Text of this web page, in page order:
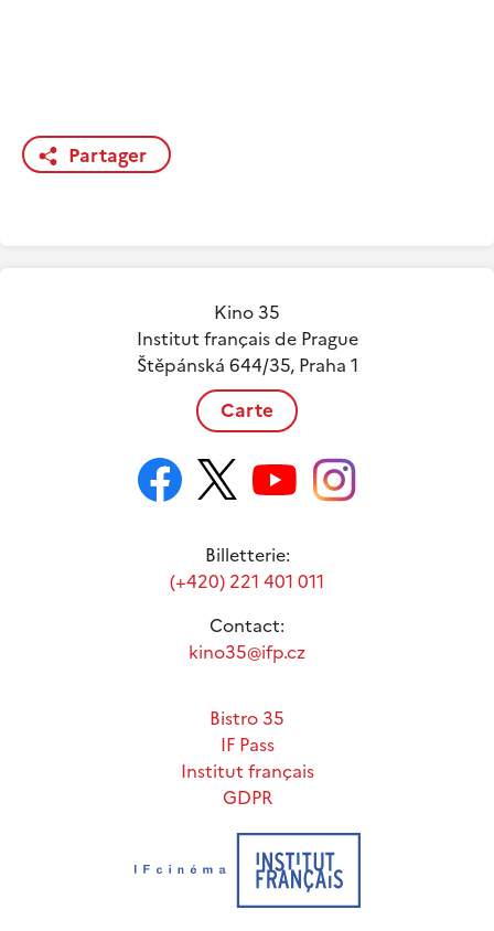
Partager
Kino 35
Institut français de Prague
Štěpánská 644/35, Praha 1
Carte
Billetterie:
(+420) 221 401 011
Contact:
kino35@ifp.cz
Bistro 35
IF Pass
Institut français
GDPR